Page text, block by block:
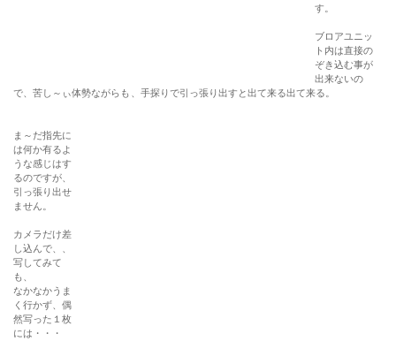
す。
ブロアユニッ
ト内は直接の
ぞき込む事が
出来ないの
で、苦し～ぃ体勢ながらも、手探りで引っ張り出すと出て来る出て来る。
ま～だ指先に
は何か有るよ
うな感じはす
るのですが、
引っ張り出せ
ません。
カメラだけ差
し込んで、、
写してみて
も、
なかなかうま
く行かず、偶
然写った１枚
には・・・